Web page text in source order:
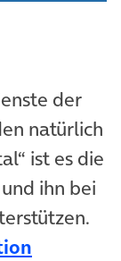
der
natürlich
ist es die
ihn bei